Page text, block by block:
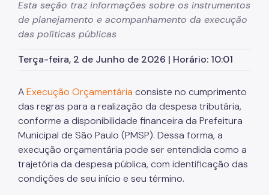
Zeladoria Urbana
Termo de Cooperação
Programa de Metas
Notícias
Esta seção traz informações sobre os instrumentos
de planejamento e acompanhamento da execução
das políticas públicas
Terça-feira, 2 de Junho de 2026 | Horário: 10:01
AExecução Orçamentária consiste no cumprimento
das regras para a realização da despesa tributária,
conforme a disponibilidade financeira da Prefeitura
Municipal de São Paulo (PMSP). Dessa forma, a
execução orçamentária pode ser entendida como a
trajetória da despesa pública, com identificação das
condições de seu início e seu término.